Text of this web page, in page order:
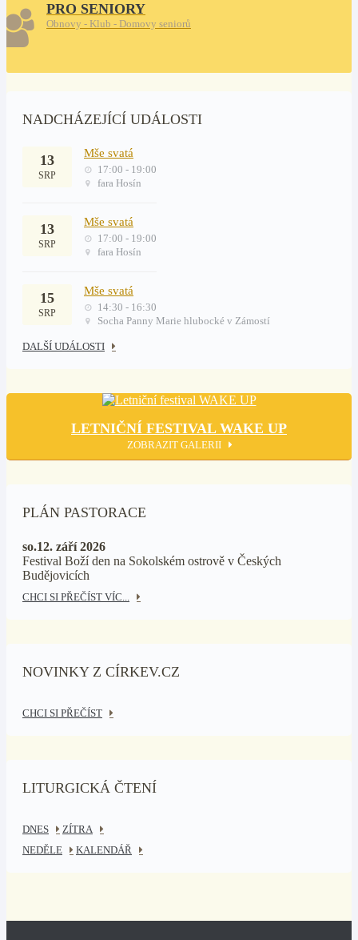
PRO SENIORY
Obnovy - Klub - Domovy seniorů
NADCHÁZEJÍCÍ UDÁLOSTI
13
SRP
Mše svatá
17:00 - 19:00
fara Hosín
13
SRP
Mše svatá
17:00 - 19:00
fara Hosín
15
SRP
Mše svatá
14:30 - 16:30
Socha Panny Marie hlubocké v Zámostí
DALŠÍ UDÁLOSTI
LETNIČNÍ FESTIVAL WAKE UP
ZOBRAZIT GALERII
PLÁN PASTORACE
so.12. září 2026
Festival Boží den na Sokolském ostrově v Českých
Budějovicích
CHCI SI PŘEČÍST VÍC...
NOVINKY Z CÍRKEV.CZ
CHCI SI PŘEČÍST
LITURGICKÁ ČTENÍ
DNES
ZÍTRA
NEDĚLE
KALENDÁŘ